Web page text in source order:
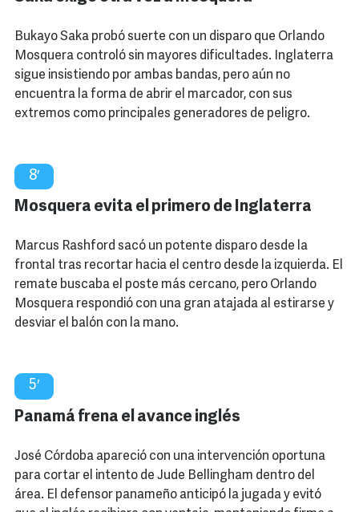
Bukayo Saka probó suerte con un disparo que Orlando
Mosquera controló sin mayores dificultades. Inglaterra
sigue insistiendo por ambas bandas, pero aún no
encuentra la forma de abrir el marcador, con sus
extremos como principales generadores de peligro.
8′
Mosquera evita el primero de Inglaterra
Marcus Rashford sacó un potente disparo desde la
frontal tras recortar hacia el centro desde la izquierda. El
remate buscaba el poste más cercano, pero Orlando
Mosquera respondió con una gran atajada al estirarse y
desviar el balón con la mano.
5′
Panamá frena el avance inglés
José Córdoba apareció con una intervención oportuna
para cortar el intento de Jude Bellingham dentro del
área. El defensor panameño anticipó la jugada y evitó